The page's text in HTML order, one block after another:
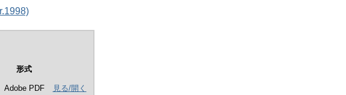
形式
Adobe PDF 見る/開く